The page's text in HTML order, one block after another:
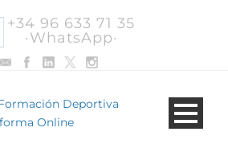
+34 96 633 71 35
·WhatsApp·